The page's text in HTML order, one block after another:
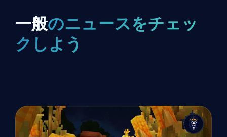
一般のニュースをチェッ
クしよう